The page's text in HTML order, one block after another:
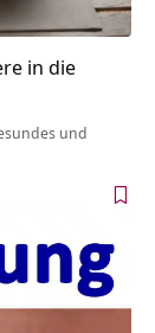
in die
und